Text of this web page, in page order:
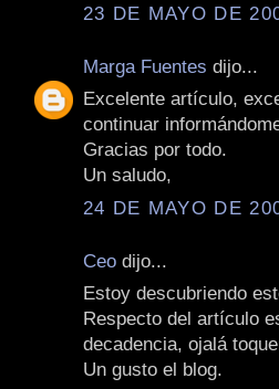
23 DE MAYO DE
Marga Fuentes dijo...
Excelente artículo,
continuar
Gracias por todo.
Un saludo,
24 DE MAYO DE
Ceo dijo...
Estoy descubriendo
Respecto del artículo
decadencia, ojalá
Un gusto el blog.